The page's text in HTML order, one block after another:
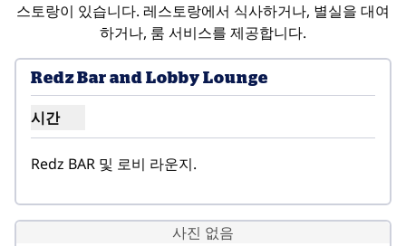
스토랑이 있습니다. 레스토랑에서 식사하거나, 별실을 대여
하거나, 룸 서비스를 제공합니다.
Redz Bar and Lobby Lounge
시간
레드즈 바 및 로비 라운지 시간 표시
Redz BAR 및 로비 라운지.
사진 없음